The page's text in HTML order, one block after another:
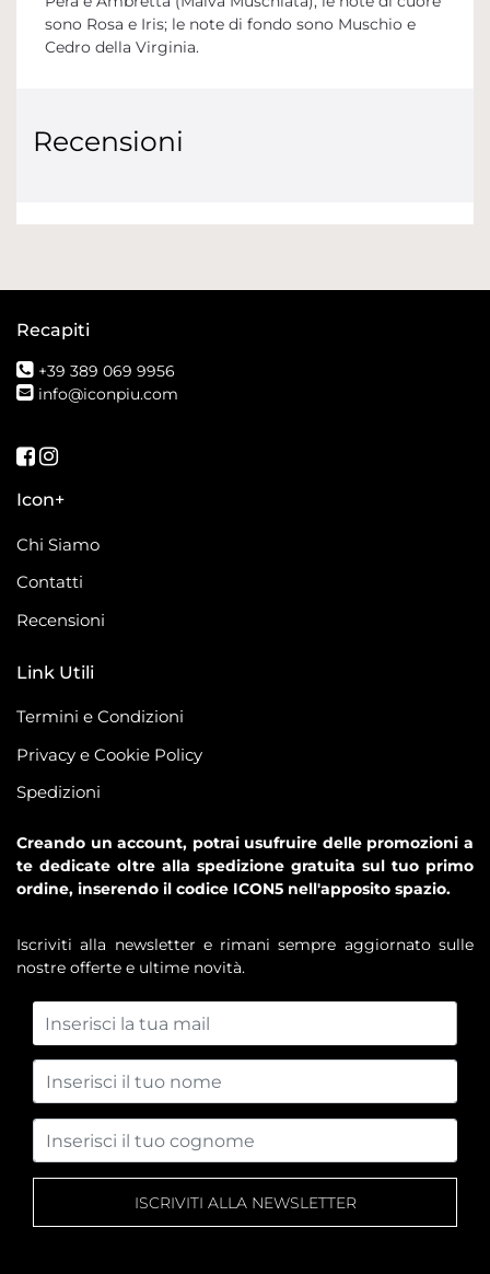
sono Rosa e Iris; le note di fondo sono Muschio e
Cedro della Virginia.
Recensioni
Recapiti
+39 389 069 9956
info@iconpiu.com
Seguici su Facebook
Seguici su Instagram
Icon+
Chi Siamo
Contatti
Recensioni
Link Utili
Termini e Condizioni
Privacy e Cookie Policy
Spedizioni
Creando un account, potrai usufruire delle promozioni a
te dedicate oltre alla spedizione gratuita sul tuo primo
ordine, inserendo il codice ICON5 nell'apposito spazio.
Iscriviti alla newsletter e rimani sempre aggiornato sulle
nostre offerte e ultime novità.